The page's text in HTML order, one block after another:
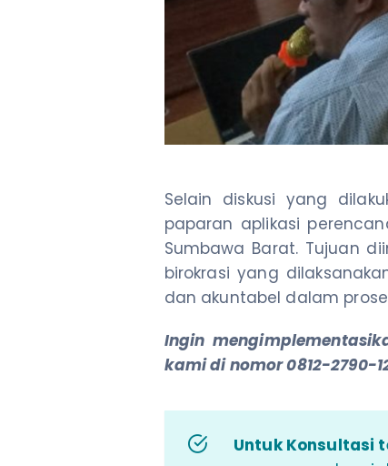
Selain diskusi yang
paparan aplikasi
Sumbawa Barat. Tujuan
birokrasi yang
dan akuntabel dalam
Ingin
kami di nomor 0812-2790-
Untuk Konsultasi